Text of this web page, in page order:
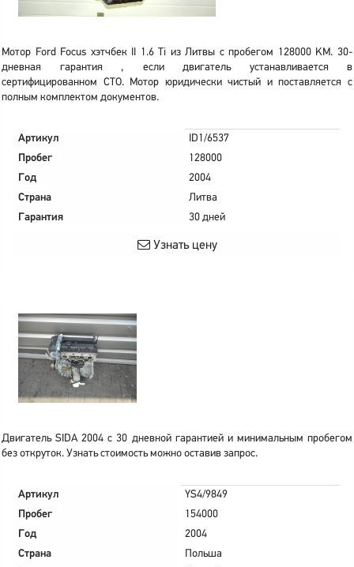
Мотор Ford Focus хэтчбек II 1.6 Ti из Литвы с пробегом 128000 KM. 30-
дневная гарантия , если двигатель устанавливается в
сертифицированном СТО. Мотор юридически чистый и поставляется с
полным комплектом документов.
Артикул
ID1/6537
Пробег
128000
Год
2004
Страна
Литва
Гарантия
30 дней
Узнать цену
Двигатель SIDA 2004 с 30 дневной гарантией и минимальным пробегом
без откруток. Узнать стоимость можно оставив запрос.
Артикул
YS4/9849
Пробег
154000
Год
2004
Страна
Польша